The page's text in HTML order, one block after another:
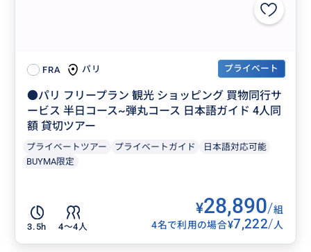
FRA パリ プライベート
●パリ フリープラン 観光 ショッピング 買物同行サ
ービス 半日コース~弾丸コース 日本語ガイド 4人同
額 貸切ツアー
プライベートツアー プライベートガイド
日本語対応可能
BUYMA限定
3.5h 4〜4人
¥28,890/組
4名で利用の場合¥7,222/人